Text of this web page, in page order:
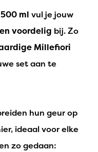
ml vul je jouw
voordelig bij. Zo
Millefiori
set aan te
hun geur op
ideaal voor elke
zo gedaan: